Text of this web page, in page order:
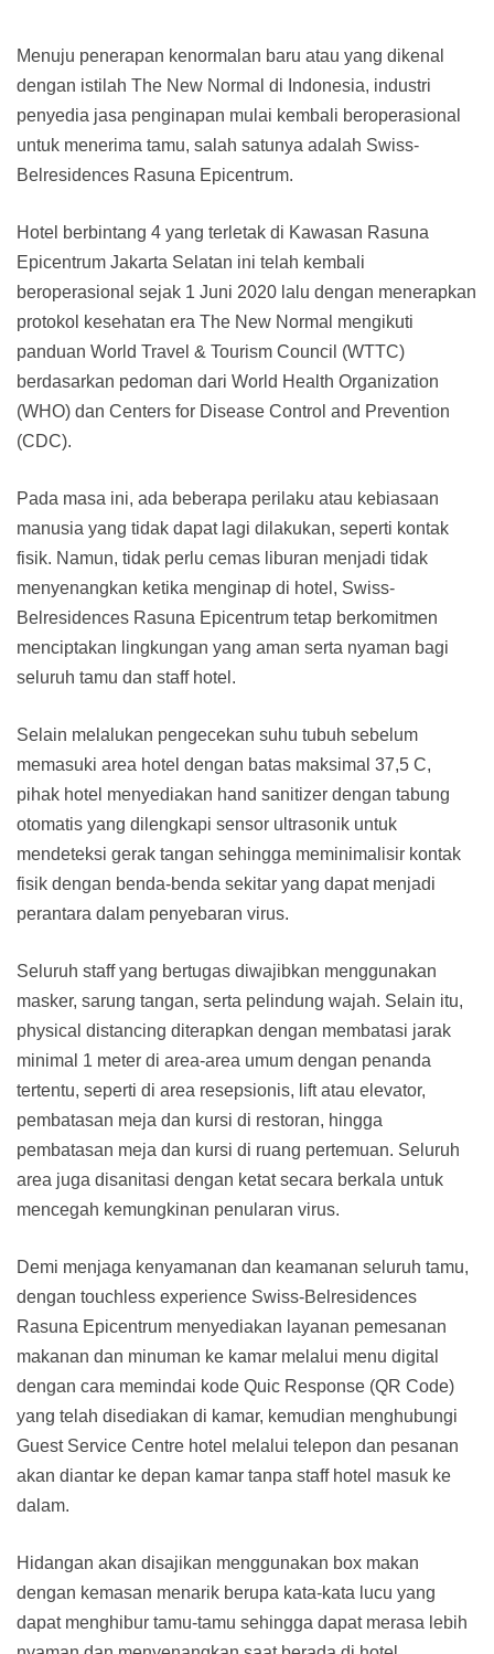
Menuju penerapan kenormalan baru atau yang dikenal
dengan istilah The New Normal di Indonesia, industri
penyedia jasa penginapan mulai kembali beroperasional
untuk menerima tamu, salah satunya adalah Swiss-
Belresidences Rasuna Epicentrum.
Hotel berbintang 4 yang terletak di Kawasan Rasuna
Epicentrum Jakarta Selatan ini telah kembali
beroperasional sejak 1 Juni 2020 lalu dengan menerapkan
protokol kesehatan era The New Normal mengikuti
panduan World Travel & Tourism Council (WTTC)
berdasarkan pedoman dari World Health Organization
(WHO) dan Centers for Disease Control and Prevention
(CDC).
Pada masa ini, ada beberapa perilaku atau kebiasaan
manusia yang tidak dapat lagi dilakukan, seperti kontak
fisik. Namun, tidak perlu cemas liburan menjadi tidak
menyenangkan ketika menginap di hotel, Swiss-
Belresidences Rasuna Epicentrum tetap berkomitmen
menciptakan lingkungan yang aman serta nyaman bagi
seluruh tamu dan staff hotel.
Selain melalukan pengecekan suhu tubuh sebelum
memasuki area hotel dengan batas maksimal 37,5 C,
pihak hotel menyediakan hand sanitizer dengan tabung
otomatis yang dilengkapi sensor ultrasonik untuk
mendeteksi gerak tangan sehingga meminimalisir kontak
fisik dengan benda-benda sekitar yang dapat menjadi
perantara dalam penyebaran virus.
Seluruh staff yang bertugas diwajibkan menggunakan
masker, sarung tangan, serta pelindung wajah. Selain itu,
physical distancing diterapkan dengan membatasi jarak
minimal 1 meter di area-area umum dengan penanda
tertentu, seperti di area resepsionis, lift atau elevator,
pembatasan meja dan kursi di restoran, hingga
pembatasan meja dan kursi di ruang pertemuan. Seluruh
area juga disanitasi dengan ketat secara berkala untuk
mencegah kemungkinan penularan virus.
Demi menjaga kenyamanan dan keamanan seluruh tamu,
dengan touchless experience Swiss-Belresidences
Rasuna Epicentrum menyediakan layanan pemesanan
makanan dan minuman ke kamar melalui menu digital
dengan cara memindai kode Quic Response (QR Code)
yang telah disediakan di kamar, kemudian menghubungi
Guest Service Centre hotel melalui telepon dan pesanan
akan diantar ke depan kamar tanpa staff hotel masuk ke
dalam.
Hidangan akan disajikan menggunakan box makan
dengan kemasan menarik berupa kata-kata lucu yang
dapat menghibur tamu-tamu sehingga dapat merasa lebih